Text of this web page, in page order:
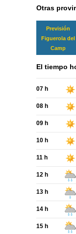
Otras
Previsión
Figuerola del
Camp
El tiempo
07 h
08 h
09 h
10 h
11 h
12 h
13 h
14 h
15 h